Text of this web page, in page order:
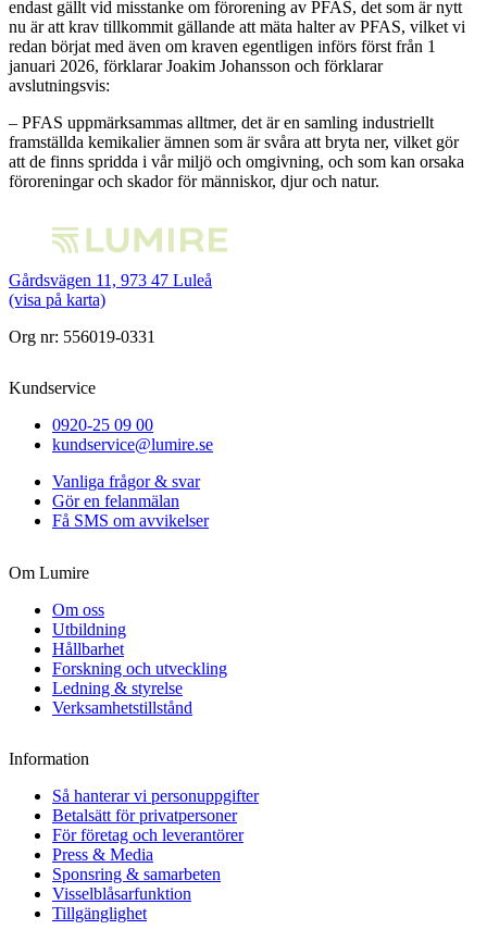
endast gällt vid misstanke om förorening av PFAS, det som är nytt
nu är att krav tillkommit gällande att mäta halter av PFAS, vilket vi
redan börjat med även om kraven egentligen införs först från 1
januari 2026, förklarar Joakim Johansson och förklarar
avslutningsvis:
– PFAS uppmärksammas alltmer, det är en samling industriellt
framställda kemikalier ämnen som är svåra att bryta ner, vilket gör
att de finns spridda i vår miljö och omgivning, och som kan orsaka
föroreningar och skador för människor, djur och natur.
Gårdsvägen 11, 973 47 Luleå
(visa på karta)
Org nr: 556019-0331
Kundservice
0920-25 09 00
kundservice@lumire.se
Vanliga frågor & svar
Gör en felanmälan
Få SMS om avvikelser
Om Lumire
Om oss
Utbildning
Hållbarhet
Forskning och utveckling
Ledning & styrelse
Verksamhetstillstånd
Information
Så hanterar vi personuppgifter
Betalsätt för privatpersoner
För företag och leverantörer
Press & Media
Sponsring & samarbeten
Visselblåsarfunktion
Tillgänglighet